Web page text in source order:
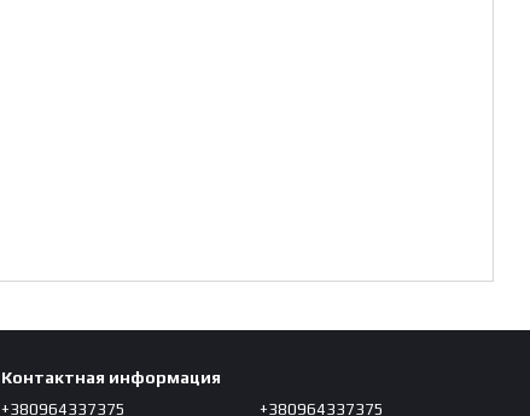
Контактная информация
+380964337375 +380964337375